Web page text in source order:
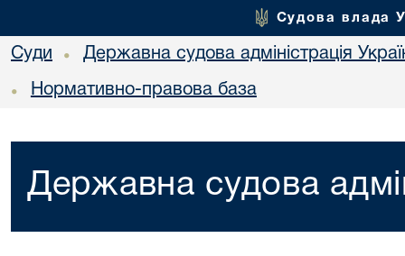
Судова влада
Суди • Державна судова адміністрація
• Нормативно-правова база
Державна судова